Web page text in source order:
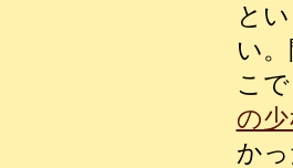
と
い
こ
の
か